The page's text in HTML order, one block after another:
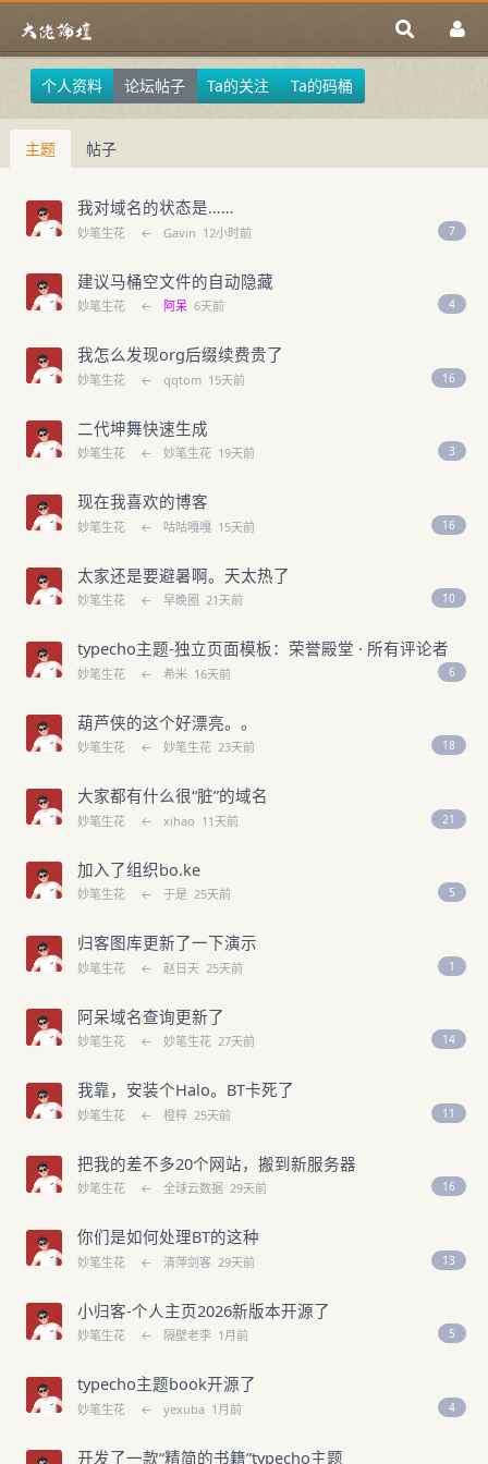
个人资料 论坛帖子 Ta的关注 Ta的码桶
主题 帖子
我对域名的状态是……
妙笔生花 ← Gavin 12小时前 7
建议马桶空文件的自动隐藏
妙笔生花 ← 阿呆 6天前 4
我怎么发现org后缀续费贵了
妙笔生花 ← qqtom 15天前 16
二代坤舞快速生成
妙笔生花 ← 妙笔生花 19天前 3
现在我喜欢的博客
妙笔生花 ← 咕咕嘎嘎 15天前 16
太家还是要避暑啊。天太热了
妙笔生花 ← 早晚圈 21天前 10
typecho主题-独立页面模板：荣誉殿堂 · 所有评论者
妙笔生花 ← 希米 16天前 6
葫芦侠的这个好漂亮。。
妙笔生花 ← 妙笔生花 23天前 18
大家都有什么很“脏”的域名
妙笔生花 ← xihao 11天前 21
加入了组织bo.ke
妙笔生花 ← 于是 25天前 5
归客图库更新了一下演示
妙笔生花 ← 赵日天 25天前 1
阿呆域名查询更新了
妙笔生花 ← 妙笔生花 27天前 14
我靠，安装个Halo。BT卡死了
妙笔生花 ← 橙梓 25天前 11
把我的差不多20个网站，搬到新服务器
妙笔生花 ← 全球云数据 29天前 16
你们是如何处理BT的这种
妙笔生花 ← 清萍剑客 29天前 13
小归客-个人主页2026新版本开源了
妙笔生花 ← 隔壁老李 1月前 5
typecho主题book开源了
妙笔生花 ← yexuba 1月前 4
开发了一款“精简的书籍”typecho主题